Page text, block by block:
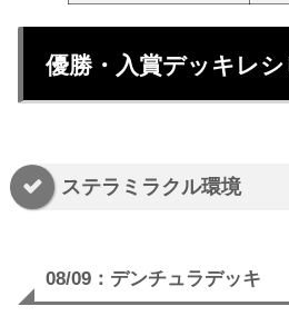
優勝・入賞デッキレ
ステラミラクル環境
08/09：デンチュラデッキ